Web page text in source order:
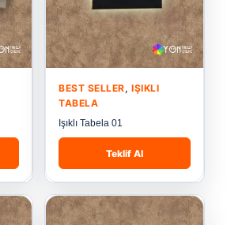
BEST SELLER,IŞIKLI
TABELA
Işıklı Tabela 01
Teklif Al